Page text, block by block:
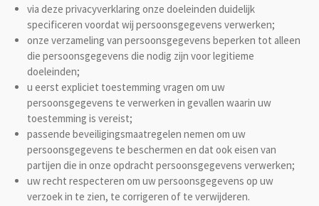
via deze privacyverklaring onze doeleinden duidelijk
specificeren voordat wij persoonsgegevens verwerken;
onze verzameling van persoonsgegevens beperken tot alleen
die persoonsgegevens die nodig zijn voor legitieme
doeleinden;
u eerst expliciet toestemming vragen om uw
persoonsgegevens te verwerken in gevallen waarin uw
toestemming is vereist;
passende beveiligingsmaatregelen nemen om uw
persoonsgegevens te beschermen en dat ook eisen van
partijen die in onze opdracht persoonsgegevens verwerken;
uw recht respecteren om uw persoonsgegevens op uw
verzoek in te zien, te corrigeren of te verwijderen.